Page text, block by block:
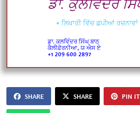
ਡਾ. ਕੁਲਵਿੰਦਰ
+ ਲਿਖਾਰੀ ਵਿੱਚ ਛਪੀਆਂ ਰਚਨਾਵਾਂ
ਡਾ. ਕੁਲਵਿੰਦਰ ਸਿੰਘ ਬਾਠ
ਕੈਲੀਫ਼ੋਰਨੀਆ, ਯੂ ਐਸ ਏ
+1 209 600 2897
SHARE SHARE PIN IT